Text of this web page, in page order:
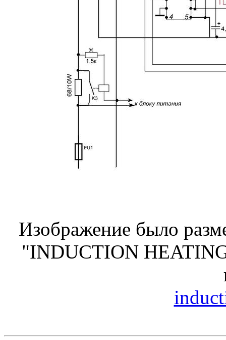
Изображение было
"INDUCTION